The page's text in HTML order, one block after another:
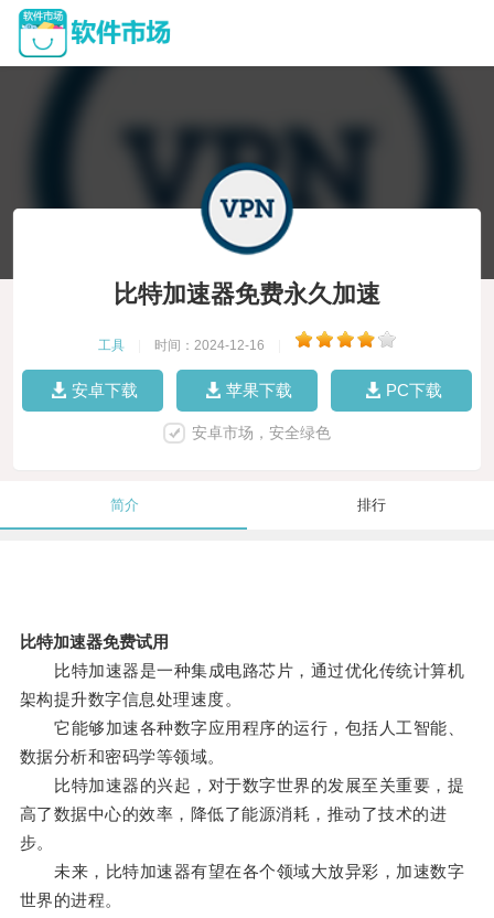
比特加速器免费永久加速
工具 时间：2024-12-16
安卓下载 苹果下载 PC下载
安卓市场，安全绿色
简介 排行
比特加速器免费试用
比特加速器是一种集成电路芯片，通过优化传统计算机
架构提升数字信息处理速度。
它能够加速各种数字应用程序的运行，包括人工智能、
数据分析和密码学等领域。
比特加速器的兴起，对于数字世界的发展至关重要，提
高了数据中心的效率，降低了能源消耗，推动了技术的进
步。
未来，比特加速器有望在各个领域大放异彩，加速数字
世界的进程。